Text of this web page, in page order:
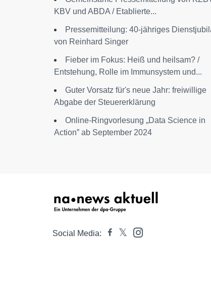
KBV und ABDA / Etablierte...
Pressemitteilung: 40-jähriges
von Reinhard Singer
Fieber im Fokus: Heiß und heilsam? /
Entstehung, Rolle im Immunsystem und...
Guter Vorsatz für's neue Jahr: freiwillige
Abgabe der Steuererklärung
Online-Ringvorlesung „Data Science in
Action” ab September 2024
Social Media: